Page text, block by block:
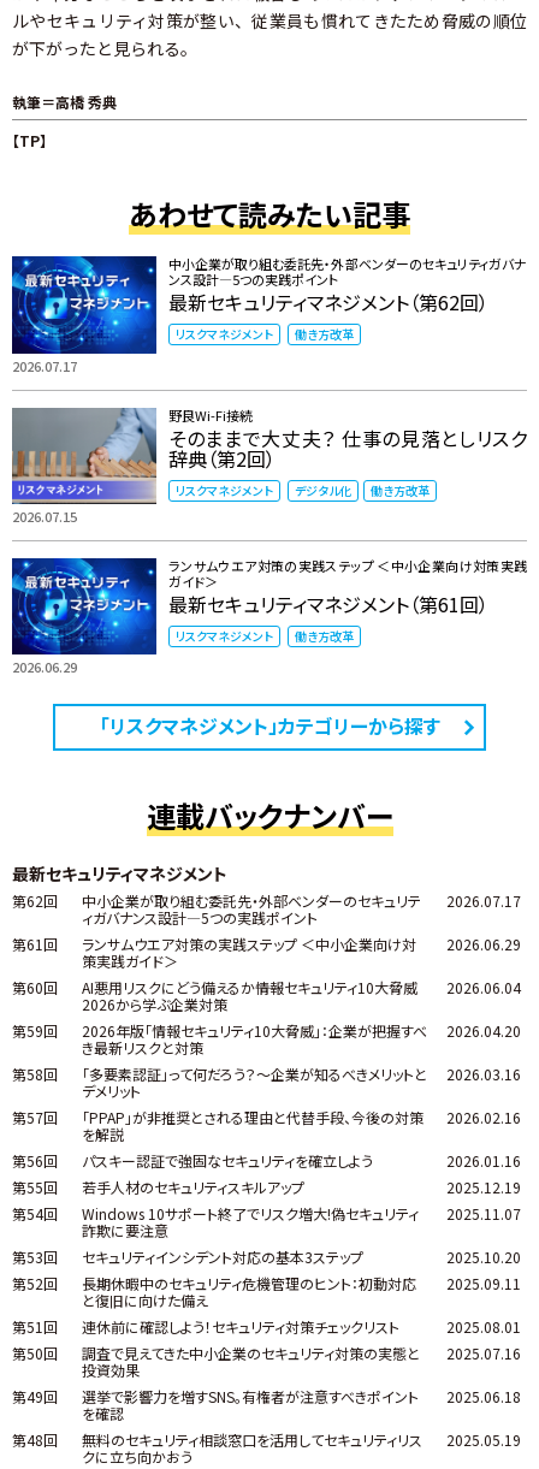
ルやセキュリティ対策が整い、従業員も慣れてきたため脅威の順位
が下がったと見られる。
執筆＝高橋 秀典
【TP】
あわせて読みたい記事
2026.07.17
中小企業が取り組む委託先・外部ベンダーのセキュリティガバナ
ンス設計―5つの実践ポイント
最新セキュリティマネジメント（第62回）
リスクマネジメント 働き方改革
2026.07.15
野良Wi-Fi接続
そのままで大丈夫？ 仕事の見落としリスク
辞典（第2回）
リスクマネジメント デジタル化 働き方改革
2026.06.29
ランサムウエア対策の実践ステップ ＜中小企業向け対策実践
ガイド＞
最新セキュリティマネジメント（第61回）
リスクマネジメント 働き方改革
「リスクマネジメント」カテゴリーから探す
連載バックナンバー
最新セキュリティマネジメント
第62回
中小企業が取り組む委託先・外部ベンダーのセキュリテ
ィガバナンス設計―5つの実践ポイント
2026.07.17
第61回
ランサムウエア対策の実践ステップ ＜中小企業向け対
策実践ガイド＞
2026.06.29
第60回
AI悪用リスクにどう備えるか――情報セキュリティ10大脅威
2026から学ぶ企業対策
2026.06.04
第59回
2026年版「情報セキュリティ10大脅威」：企業が把握すべ
き最新リスクと対策
2026.04.20
第58回
「多要素認証」って何だろう？～企業が知るべきメリットと
デメリット
2026.03.16
第57回
「PPAP」が非推奨とされる理由と代替手段、今後の対策
を解説
2026.02.16
第56回 パスキー認証で強固なセキュリティを確立しよう
2026.01.16
第55回
若手人材のセキュリティスキルアップ
2025.12.19
第54回
Windows 10サポート終了でリスク増大!偽セキュリティ
詐欺に要注意
2025.11.07
第53回 セキュリティインシデント対応の基本3ステップ
2025.10.20
第52回
長期休暇中のセキュリティ危機管理のヒント：初動対応
と復旧に向けた備え
2025.09.11
第51回 連休前に確認しよう！セキュリティ対策チェックリスト
2025.08.01
第50回
調査で見えてきた中小企業のセキュリティ対策の実態と
投資効果
2025.07.16
第49回
選挙で影響力を増すSNS。有権者が注意すべきポイント
を確認
2025.06.18
第48回
無料のセキュリティ相談窓口を活用してセキュリティリス
クに立ち向かおう
2025.05.19